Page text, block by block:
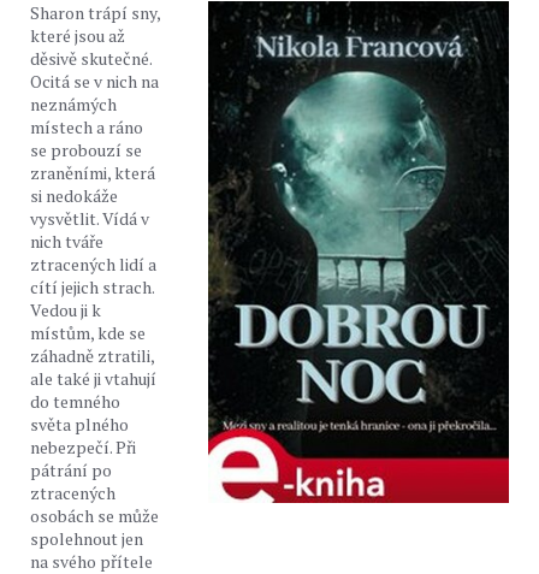
Sharon trápí sny,
které jsou až
děsivě skutečné.
Ocitá se v nich na
neznámých
místech a ráno
se probouzí se
zraněními, která
si nedokáže
vysvětlit. Vídá v
nich tváře
ztracených lidí a
cítí jejich strach.
Vedou ji k
místům, kde se
záhadně ztratili,
ale také ji vtahují
do temného
světa plného
nebezpečí. Při
pátrání po
ztracených
osobách se může
spolehnout jen
na svého přítele